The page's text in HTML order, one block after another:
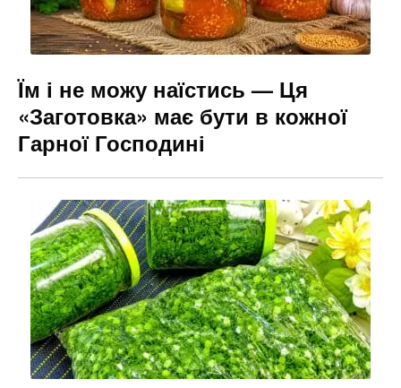
Їм і не можу наїстись — Ця
«Заготовка» має бути в кожної
Гарної Господині